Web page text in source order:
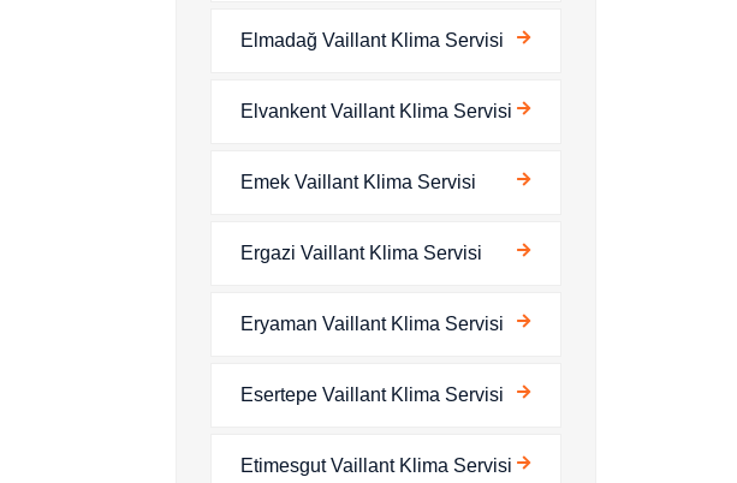
Elmadağ Vaillant Klima Servisi
Elvankent Vaillant Klima Servisi
Emek Vaillant Klima Servisi
Ergazi Vaillant Klima Servisi
Eryaman Vaillant Klima Servisi
Esertepe Vaillant Klima Servisi
Etimesgut Vaillant Klima Servisi